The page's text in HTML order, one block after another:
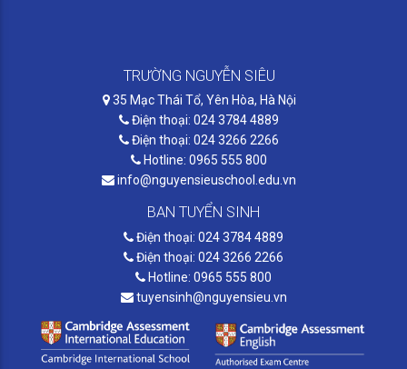
TRƯỜNG NGUYỄN SIÊU
35 Mạc Thái Tổ, Yên Hòa, Hà Nội
Điện thoại: 024 3784 4889
Điện thoại: 024 3266 2266
Hotline: 0965 555 800
info@nguyensieuschool.edu.vn
BAN TUYỂN SINH
Điện thoại: 024 3784 4889
Điện thoại: 024 3266 2266
Hotline: 0965 555 800
tuyensinh@nguyensieu.vn